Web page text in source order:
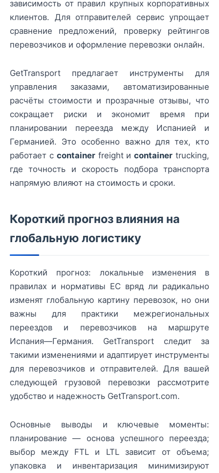
зависимость от правил крупных корпоративных
клиентов. Для отправителей сервис упрощает
сравнение предложений, проверку рейтингов
перевозчиков и оформление перевозки онлайн.
GetTransport предлагает инструменты для
управления заказами, автоматизированные
расчёты стоимости и прозрачные отзывы, что
сокращает риски и экономит время при
планировании переезда между Испанией и
Германией. Это особенно важно для тех, кто
работает с containerfreight иcontainer trucking,
где точность и скорость подбора транспорта
напрямую влияют на стоимость и сроки.
Короткий прогноз влияния на
глобальную логистику
Короткий прогноз: локальные изменения в
правилах и нормативы ЕС вряд ли радикально
изменят глобальную картину перевозок, но они
важны для практики межрегиональных
переездов и перевозчиков на маршруте
Испания—Германия. GetTransport следит за
такими изменениями и адаптирует инструменты
для перевозчиков и отправителей. Для вашей
следующей грузовой перевозки рассмотрите
удобство и надежность GetTransport.com.
Основные выводы и ключевые моменты:
планирование — основа успешного переезда;
выбор между FTL и LTL зависит от объема;
упаковка и инвентаризация минимизируют